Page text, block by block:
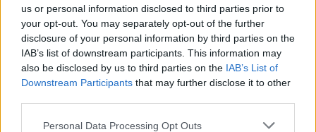
us or personal information disclosed to third parties prior to
your opt-out. You may separately opt-out of the further
disclosure of your personal information by third parties on the
IAB’s list of downstream participants. This information may
also be disclosed by us to third parties on the IAB’s List of
Downstream Participants that may further disclose it to other
Please note that this website/app uses one or more Google
Personal Data Processing Opt Outs
UnmuteLoaded
0%